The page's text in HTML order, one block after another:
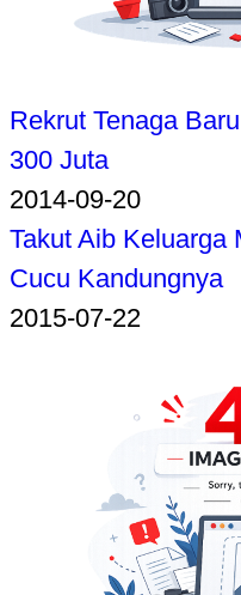
Rekrut Tenaga
300 Juta
2014-09-20
Takut Aib Keluarga
Cucu Kandungnya
2015-07-22